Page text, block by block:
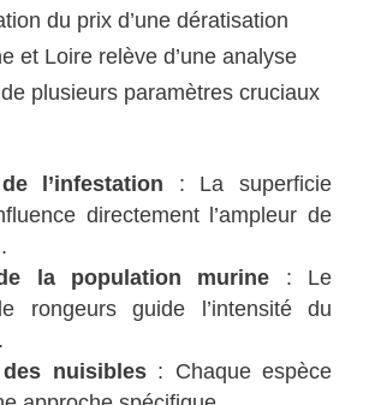
du prix d’une dératisation
et Loire relève d’une analyse
plusieurs paramètres cruciaux
l’infestation : La superficie
directement l’ampleur de
la population murine : Le
rongeurs guide l’intensité du
nuisibles: Chaque espèce